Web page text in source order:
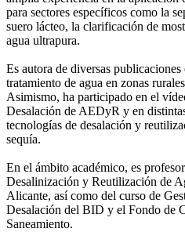
para sectores específicos como la
suero lácteo, la clarificación de
agua ultrapura.
Es autora de diversas publicaciones
tratamiento de agua en zonas
Asimismo, ha participado en el
Desalación de AEDyR y en
tecnologías de desalación y
sequía.
En el ámbito académico, es
Desalinización y Reutilización de
Alicante, así como del curso de
Desalación del BID y el Fondo de
Saneamiento.